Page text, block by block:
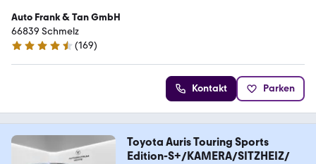
Auto Frank & Tan GmbH
66839 Schmelz
4.6 Sterne
(169)
Kontakt Parken
Toyota Auris Touring Sports
Edition-S+/KAMERA/SITZHEIZ/